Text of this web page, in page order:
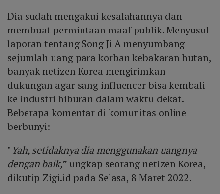
Dia sudah mengakui kesalahannya dan
membuat permintaan maaf publik. Menyusul
laporan tentang Song Ji A menyumbang
sejumlah uang para korban kebakaran hutan,
banyak netizen Korea mengirimkan
dukungan agar sang influencer bisa kembali
ke industri hiburan dalam waktu dekat.
Beberapa komentar di komunitas online
berbunyi:
"Yah, setidaknya dia menggunakan uangnya
dengan baik,” ungkap seorang netizen Korea,
dikutip Zigi.id pada Selasa, 8 Maret 2022.